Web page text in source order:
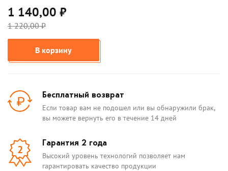
1 140,00 ₽
1 220,00 ₽
В корзину
Бесплатный возврат
Если товар вам не подошел или вы обнаружили брак,
вы можете вернуть его в течение 14 дней
2 Гарантия 2 года
Высокий уровень технологий позволяет нам
гарантировать качество продукции